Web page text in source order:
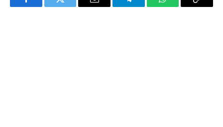
FacebookTwitter Email TelegramWhatsAppCopy